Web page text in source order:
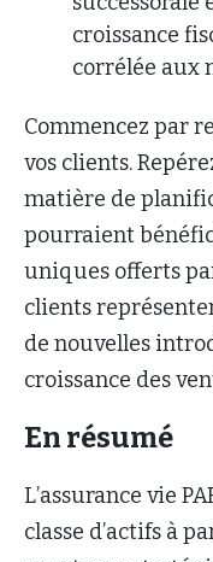
croissance
corrélée aux
Commencez par
vos clients.
matière de
pourraient
uniques offerts par
clients
de nouvelles
croissance des
En résumé
L’assurance vie
classe d’actifs à